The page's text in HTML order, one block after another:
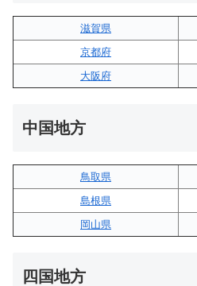
滋賀県
京都府
大阪府
中国地方
鳥取県
島根県
岡山県
四国地方